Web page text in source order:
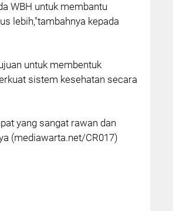
WBH untuk membantu
lebih,"tambahnya kepada
untuk membentuk
sistem kesehatan secara
yang sangat rawan dan
(mediawarta.net/CR017)